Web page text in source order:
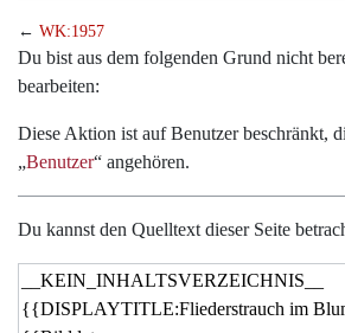
← WK:1957
Wechseln zu:Navigation,Suche
Du bist aus dem folgenden Grund nicht
bearbeiten:
Diese Aktion ist auf Benutzer beschränkt,
„Benutzer“ angehören.
Du kannst den Quelltext dieser Seite